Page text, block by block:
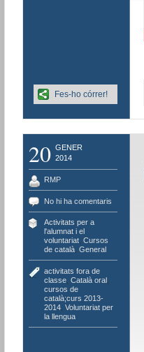
Fes-ho córrer!
20 GENER
2014
RMP
No hi ha comentaris
Activitats per a
l'alumnat i el
voluntariat, Cursos
de català, General
activitats fora de
classe, Català oral,
cursos de
català;curs 2013-
2014, Voluntariat per
la llengua